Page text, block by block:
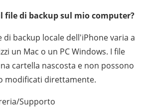
file di backup sul mio computer?
di backup locale dell'iPhone varia a
un Mac o un PC Windows. I file
cartella nascosta e non possono
modificati direttamente.
Supporto